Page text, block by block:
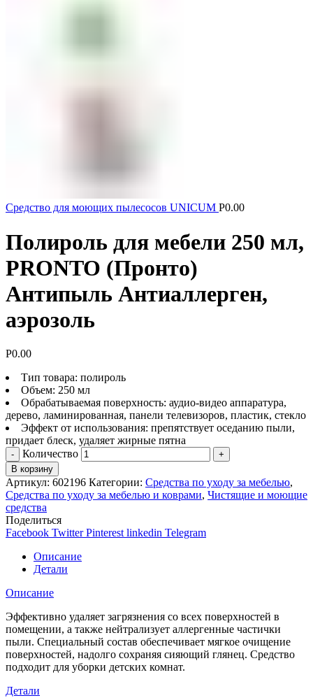
Средство для моющих пылесосов UNICUM Р0.00
Полироль для мебели 250 мл,
PRONTO (Пронто)
Антипыль Антиаллерген,
аэрозоль
Р0.00
Тип товара: полироль
Объем: 250 мл
Обрабатываемая поверхность: аудио-видео аппаратура,
дерево, ламинированная, панели телевизоров, пластик, стекло
Эффект от использования: препятствует оседанию пыли,
придает блеск, удаляет жирные пятна
Количество
В корзину
Артикул: 602196 Категории: Средства по уходу за мебелью,
Средства по уходу за мебелью и коврами, Чистящие и моющие
средства
Поделиться
Facebook Twitter Pinterest linkedin Telegram
Описание
Детали
Описание
Эффективно удаляет загрязнения со всех поверхностей в
помещении, а также нейтрализует аллергенные частички
пыли. Специальный состав обеспечивает мягкое очищение
поверхностей, надолго сохраняя сияющий глянец. Средство
подходит для уборки детских комнат.
Детали